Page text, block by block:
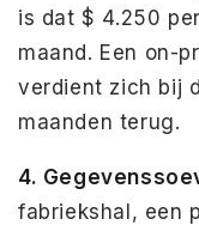
is dat $ 4.250
maand. Een on-
verdient zich bij
maanden terug.
4.
fabriekshal, een